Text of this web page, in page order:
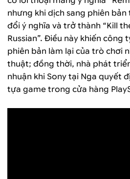
nhưng khi dịch sang phiên
đổi ý nghĩa và trở thành “Kill
Russian”. Điều này khiến công
phiên bản làm lại của trò chơi
thuật; đồng thời, nhà phát
nhuận khi Sony tại Nga quyết
tựa game trong cửa hàng